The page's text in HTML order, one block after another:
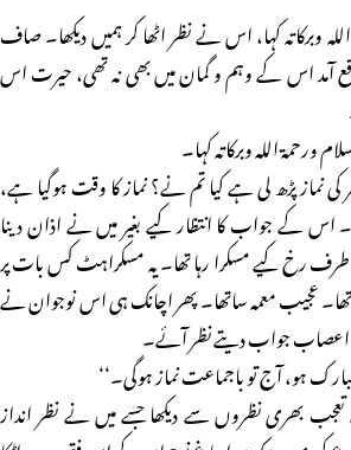
وبرکاتہ کہا، اس نے نظر اٹھا کر ہمیں دیکھا۔ صاف
آمد اس کے وہم و گمان میں بھی نہ تھی، حیرت اس
ورحمۃ اللہ وبرکاتہ کہا۔
پڑھ لی ہے کیا تم نے؟ نماز کا وقت ہوگیا ہے،
اس کے جواب کا انتظار کیے بغیر میں نے اذان دینا
طرف رخ کیے مسکرا رہا تھا۔ یہ مسکراہٹ کس بات پر
تھا۔ عجیب معمہ ساتھا۔ پھر اچانک ہی اس نوجوان نے
اعصاب جواب دیتے نظر آئے۔
ہو، آج تو باجماعت نماز ہوگی۔‘‘
بھری نظروں سے دیکھا جسے میں نے نظر انداز